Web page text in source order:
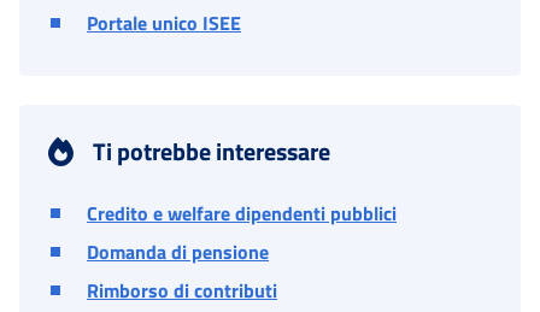
Portale unico ISEE
Ti potrebbe interessare
Credito e welfare dipendenti pubblici
Domanda di pensione
Rimborso di contributi